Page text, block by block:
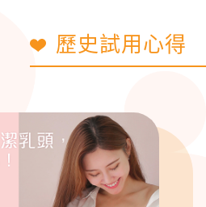
歷史試用心得